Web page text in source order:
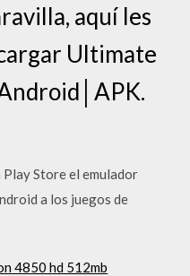
aquí les
Ultimate
Play Store el emulador
a los juegos de
4850 hd 512mb